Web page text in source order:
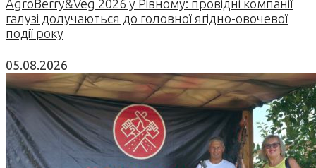
AgroBerry&Veg 2026 у Рівному: провідні компанії
галузі долучаються до головної ягідно-овочевої
події року
05.08.2026